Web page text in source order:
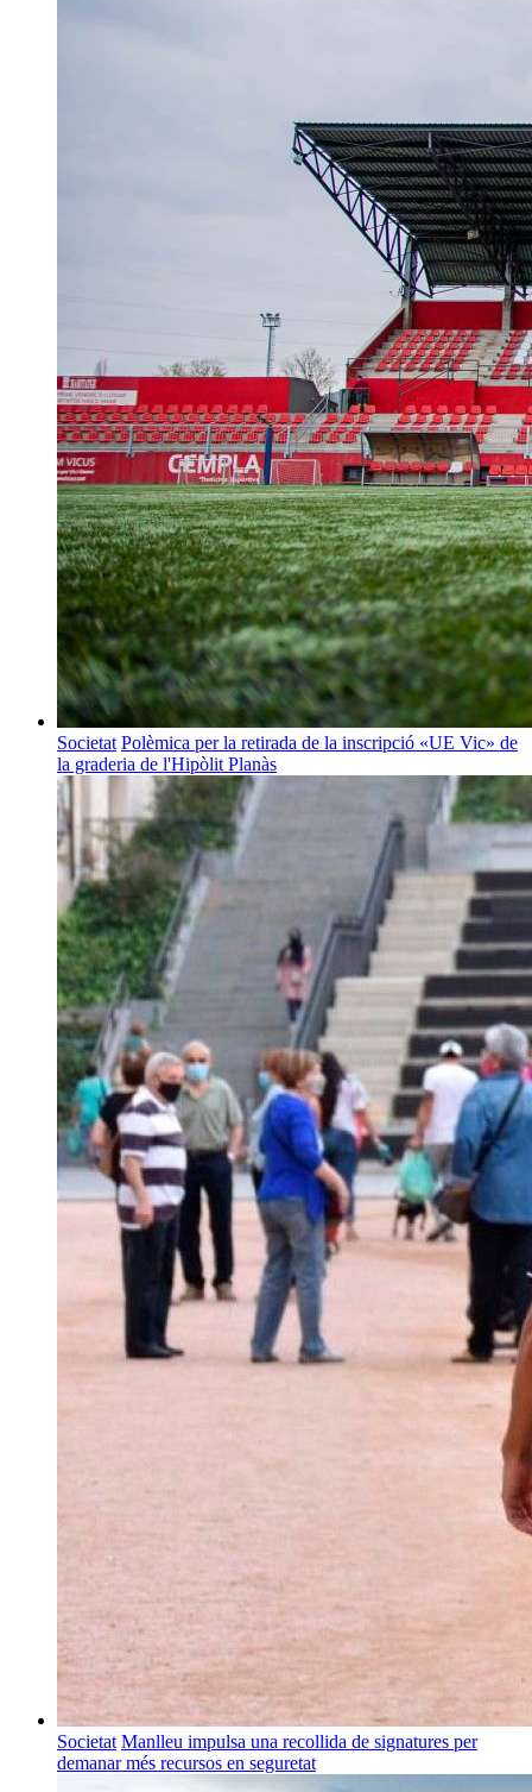
Societat Polèmica per la retirada de la inscripció «UE Vic» de
la graderia de l'Hipòlit Planàs
Societat Manlleu impulsa una recollida de signatures per
demanar més recursos en seguretat